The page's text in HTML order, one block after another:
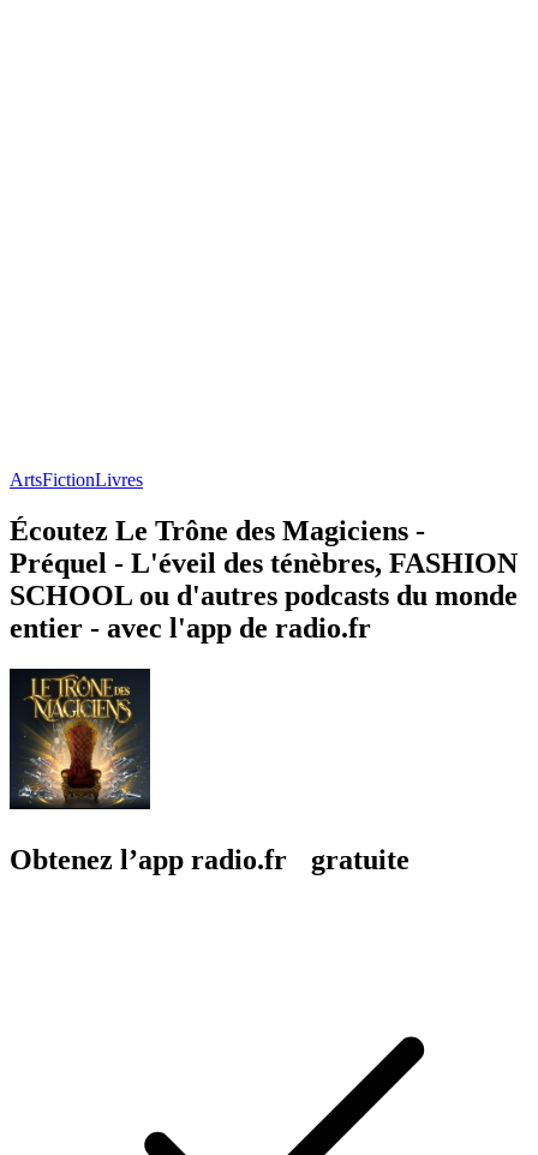
ArtsFictionLivres
Écoutez Le Trône des Magiciens -
Préquel - L'éveil des ténèbres, FASHION
SCHOOL ou d'autres podcasts du monde
entier - avec l'app de radio.fr
Obtenez l’app radio.fr gratuite